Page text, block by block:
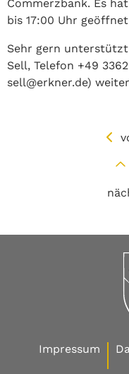
Commerzbank. Es
bis 17:00 Uhr
Sehr gern
Sell, Telefon +49
sell@erkner.de)
Impressum